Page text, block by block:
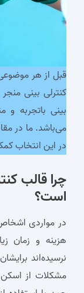
قبل از هر
کنترلی بینی
بینی باتجربه
می‌باشد. ما در
در این انتخاب
چرا قالب
است؟
در مواردی
هزینه و زمان
نرسیده‌اند
مشکلات از